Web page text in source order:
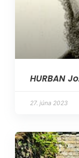
HURBAN
27. júna 2023